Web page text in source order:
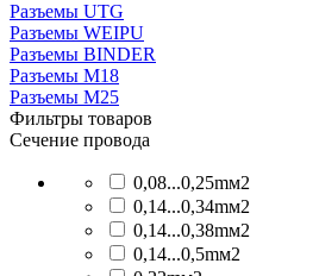
Разъeмы UTG
Разъeмы WEIPU
Разъемы BINDER
Разъемы М18
Разъемы М25
Фильтры товаров
Сечение провода
0,08...0,25mм2
0,14...0,34mм2
0,14...0,38mм2
0,14...0,5mм2